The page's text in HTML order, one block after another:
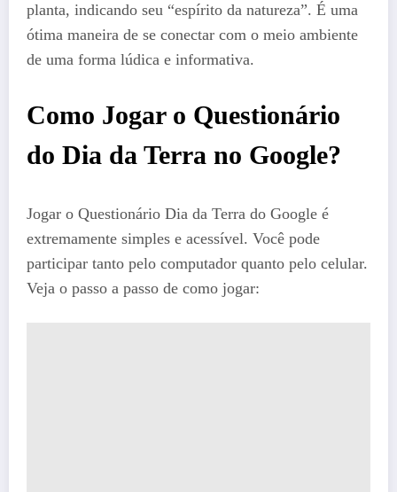
planta, indicando seu “espírito da natureza”. É uma
ótima maneira de se conectar com o meio ambiente
de uma forma lúdica e informativa.
Como Jogar o Questionário
do Dia da Terra no Google?
Jogar o Questionário Dia da Terra do Google é
extremamente simples e acessível. Você pode
participar tanto pelo computador quanto pelo celular.
Veja o passo a passo de como jogar: